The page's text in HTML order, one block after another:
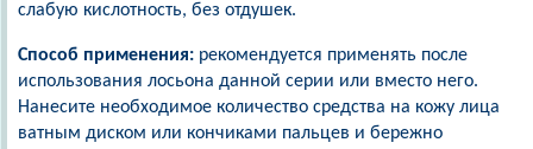
слабую кислотность, без отдушек.
Способ применения: рекомендуется применять после
использования лосьона данной серии или вместо него.
Нанесите необходимое количество средства на кожу лица
ватным диском или кончиками пальцев и бережно